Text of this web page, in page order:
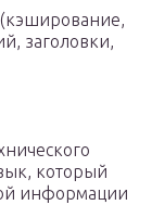
заголовки,
который
информации